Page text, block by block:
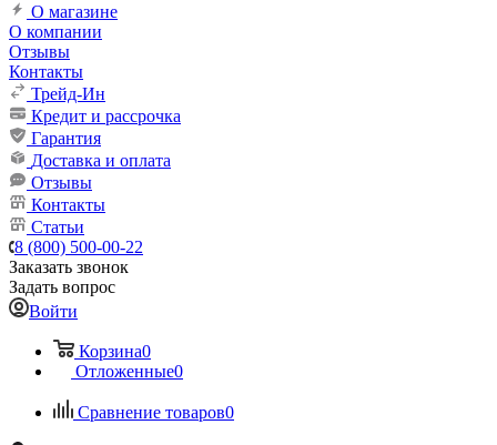
О магазине
О компании
Отзывы
Контакты
Трейд-Ин
Кредит и рассрочка
Гарантия
Доставка и оплата
Отзывы
Контакты
Статьи
8 (800) 500-00-22
Заказать звонок
Задать вопрос
Войти
Корзина0
Отложенные0
Сравнение товаров0